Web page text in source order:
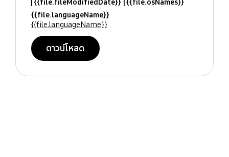
{{file.languageName}}
{{file.languageName}}
ดาวน์โหลด